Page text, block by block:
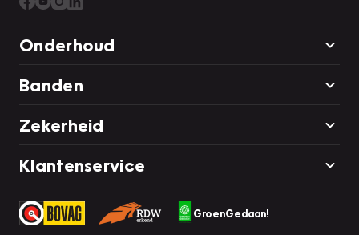
Onderhoud
Banden
Zekerheid
Klantenservice
GroenGedaan!